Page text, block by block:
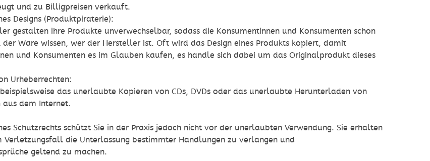
und zu Billigpreisen verkauft.
Designs (Produktpiraterie):
gestalten ihre Produkte unverwechselbar, sodass die Konsumentinnen und Konsumenten schon
Ware wissen, wer der Hersteller ist. Oft wird das Design eines Produkts kopiert, damit
und Konsumenten es im Glauben kaufen, es handle sich dabei um das Originalprodukt dieses
Urheberrechten:
das unerlaubte Kopieren von CDs, DVDs oder das unerlaubte Herunterladen von
aus dem Internet.
Schutzrechts schützt Sie in der Praxis jedoch nicht vor der unerlaubten Verwendung. Sie erhalten
Verletzungsfall die Unterlassung bestimmter Handlungen zu verlangen und
geltend zu machen.